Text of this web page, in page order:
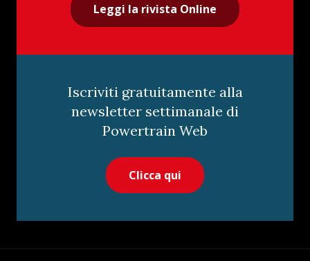
Leggi la rivista Online
Iscriviti gratuitamente alla
newsletter settimanale di
Powertrain Web
Clicca qui